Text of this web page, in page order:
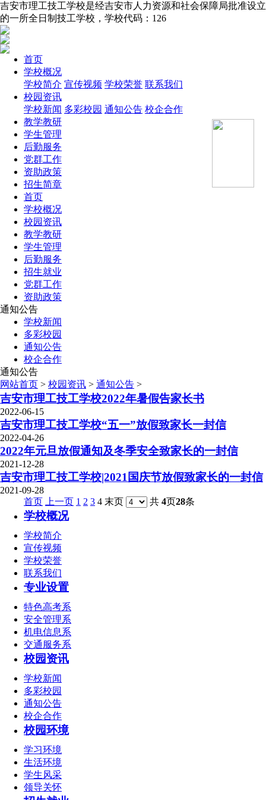
吉安市理工技工学校是经吉安市人力资源和社会保障局批准设立
的一所全日制技工学校，学校代码：126
首页
学校概况
学校简介 宣传视频 学校荣誉 联系我们
校园资讯
学校新闻 多彩校园 通知公告 校企合作
教学教研
学生管理
后勤服务
党群工作
资助政策
招生简章
首页
学校概况
校园资讯
教学教研
学生管理
后勤服务
招生就业
党群工作
资助政策
通知公告
学校新闻
多彩校园
通知公告
校企合作
通知公告
网站首页 > 校园资讯 > 通知公告 >
吉安市理工技工学校2022年暑假告家长书
2022-06-15
吉安市理工技工学校“五一”放假致家长一封信
2022-04-26
2022年元旦放假通知及冬季安全致家长的一封信
2021-12-28
吉安市理工技工学校|2021国庆节放假致家长的一封信
2021-09-28
首页
上一页 1 2 3 4 末页 共 4页28条
学校概况
学校简介
宣传视频
学校荣誉
联系我们
专业设置
特色高考系
安全管理系
机电信息系
交通服务系
校园资讯
学校新闻
多彩校园
通知公告
校企合作
校园环境
学习环境
生活环境
学生风采
领导关怀